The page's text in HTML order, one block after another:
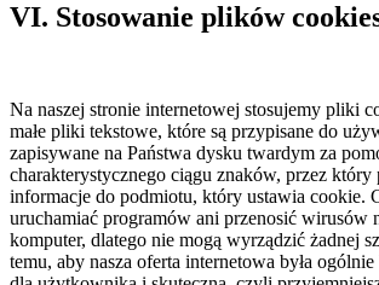
VI. Stosowanie plików
Na naszej stronie internetowej stosujemy pliki
małe pliki tekstowe, które są przypisane do
zapisywane na Państwa dysku twardym za
charakterystycznego ciągu znaków, przez który
informacje do podmiotu, który ustawia cookie.
uruchamiać programów ani przenosić wirusów
komputer, dlatego nie mogą wyrządzić żadnej
temu, aby nasza oferta internetowa była